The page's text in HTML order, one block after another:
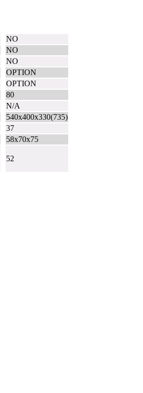
NO
NO
NO
OPTION
OPTION
80
N/A
540x400x330(735)
37
58x70x75
52